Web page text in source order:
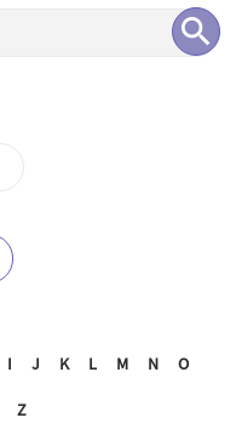
I J K L M N O
Z